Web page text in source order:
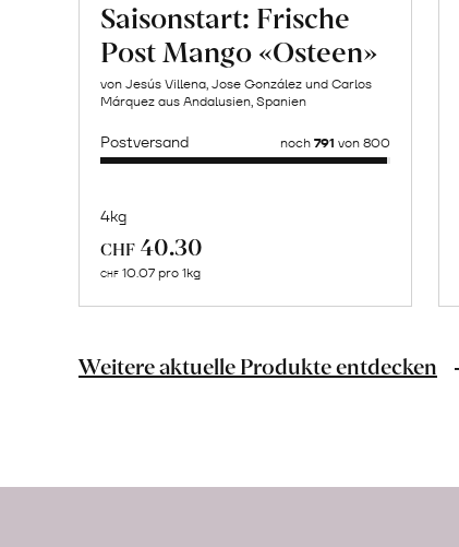
Saisonstart: Frische
Post Mango «Osteen»
von Jesús Villena, Jose González und Carlos
Márquez aus Andalusien, Spanien
Postversand noch 791 von 800
4kg
CHF 40.30
CHF 10.07 pro 1kg
Pistazienmus
Weitere aktuelle Produkte entdecken